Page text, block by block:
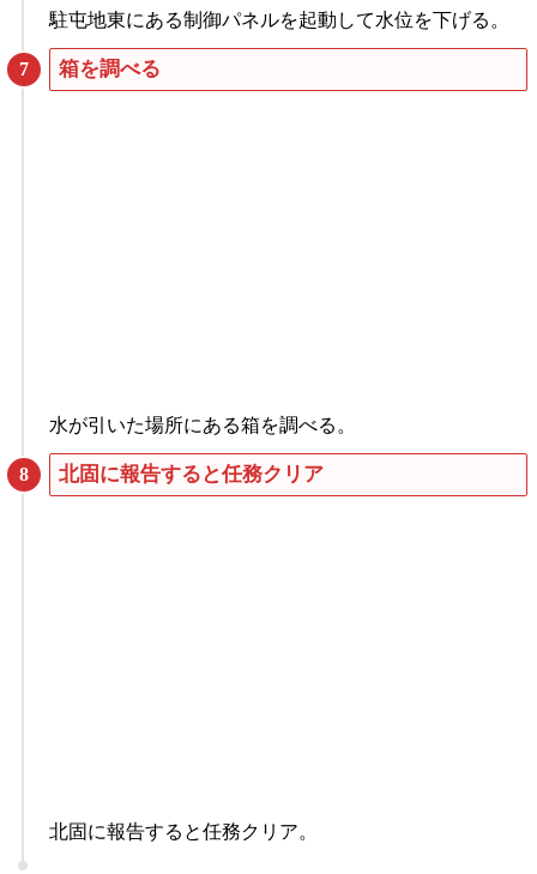
駐屯地東にある制御パネルを起動して水位を下げる。
箱を調べる
水が引いた場所にある箱を調べる。
北固に報告すると任務クリア
北固に報告すると任務クリア。